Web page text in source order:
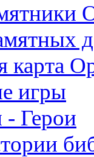
карта
игры
Герои